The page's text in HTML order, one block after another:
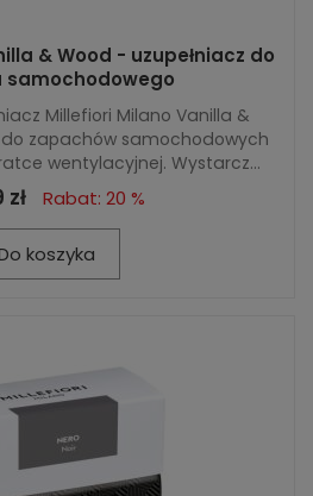
& Wood - uzupełniacz do
samochodowego
Millefiori Milano Vanilla &
zapachów samochodowych
wentylacyjnej. Wystarcz...
Rabat: 20 %
koszyka